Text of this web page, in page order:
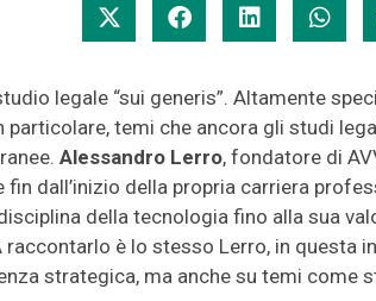
legale “sui generis”. Altamente
particolare, temi che ancora gli studi
Alessandro Lerro, fondatore di
fin dall’inizio della propria carriera
della tecnologia fino alla sua
è lo stesso Lerro, in questa
strategica, ma anche su temi come